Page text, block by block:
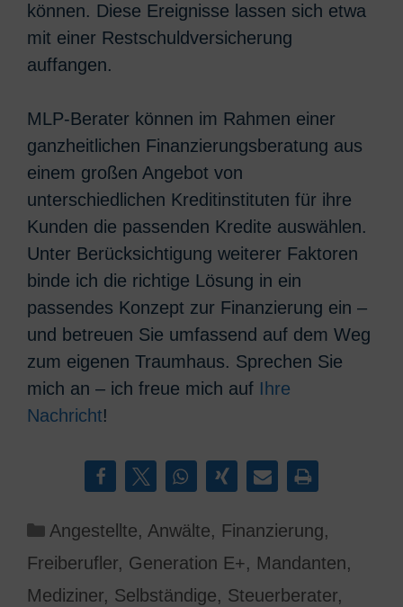
können. Diese Ereignisse lassen sich etwa
mit einer Restschuldversicherung
auffangen.
MLP-Berater können im Rahmen einer
ganzheitlichen Finanzierungsberatung aus
einem großen Angebot von
unterschiedlichen Kreditinstituten für ihre
Kunden die passenden Kredite auswählen.
Unter Berücksichtigung weiterer Faktoren
binde ich die richtige Lösung in ein
passendes Konzept zur Finanzierung ein –
und betreuen Sie umfassend auf dem Weg
zum eigenen Traumhaus. Sprechen Sie
mich an – ich freue mich auf Ihre
Nachricht!
Kategorien
Angestellte, Anwälte, Finanzierung,
Freiberufler, Generation E+, Mandanten,
Mediziner, Selbständige, Steuerberater,